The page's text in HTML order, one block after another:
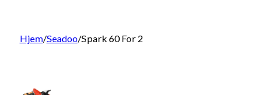
Hjem/Seadoo/Spark 60 For 2